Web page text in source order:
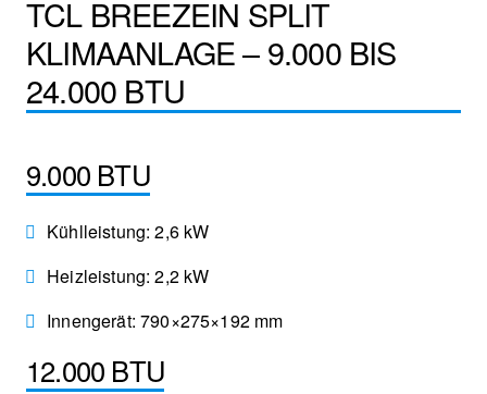
TCL BREEZEIN SPLIT
KLIMAANLAGE – 9.000 BIS
24.000 BTU
9.000 BTU
Kühlleistung: 2,6 kW
Heizleistung: 2,2 kW
Innengerät: 790×275×192 mm
12.000 BTU